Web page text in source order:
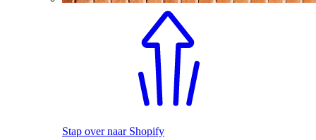
Stap over naar Shopify